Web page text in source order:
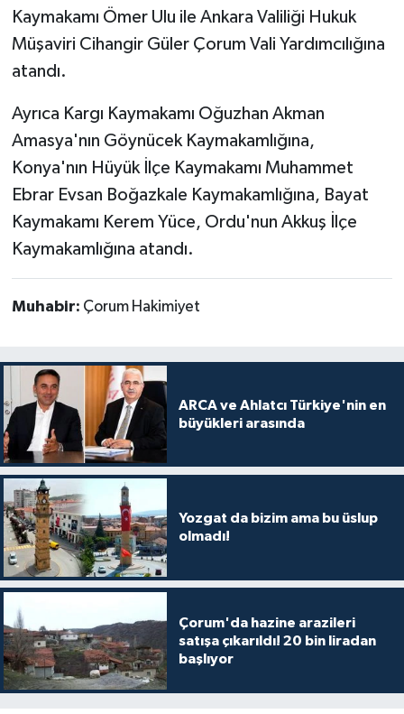
Kaymakamı Ömer Ulu ile Ankara Valiliği Hukuk
Müşaviri Cihangir Güler Çorum Vali Yardımcılığına
atandı.
Ayrıca Kargı Kaymakamı Oğuzhan Akman
Amasya'nın Göynücek Kaymakamlığına,
Konya'nın Hüyük İlçe Kaymakamı Muhammet
Ebrar Evsan Boğazkale Kaymakamlığına, Bayat
Kaymakamı Kerem Yüce, Ordu'nun Akkuş İlçe
Kaymakamlığına atandı.
Muhabir: Çorum Hakimiyet
ARCA ve Ahlatcı Türkiye'nin en
büyükleri arasında
Yozgat da bizim ama bu üslup
olmadı!
Çorum'da hazine arazileri
satışa çıkarıldı! 20 bin liradan
başlıyor